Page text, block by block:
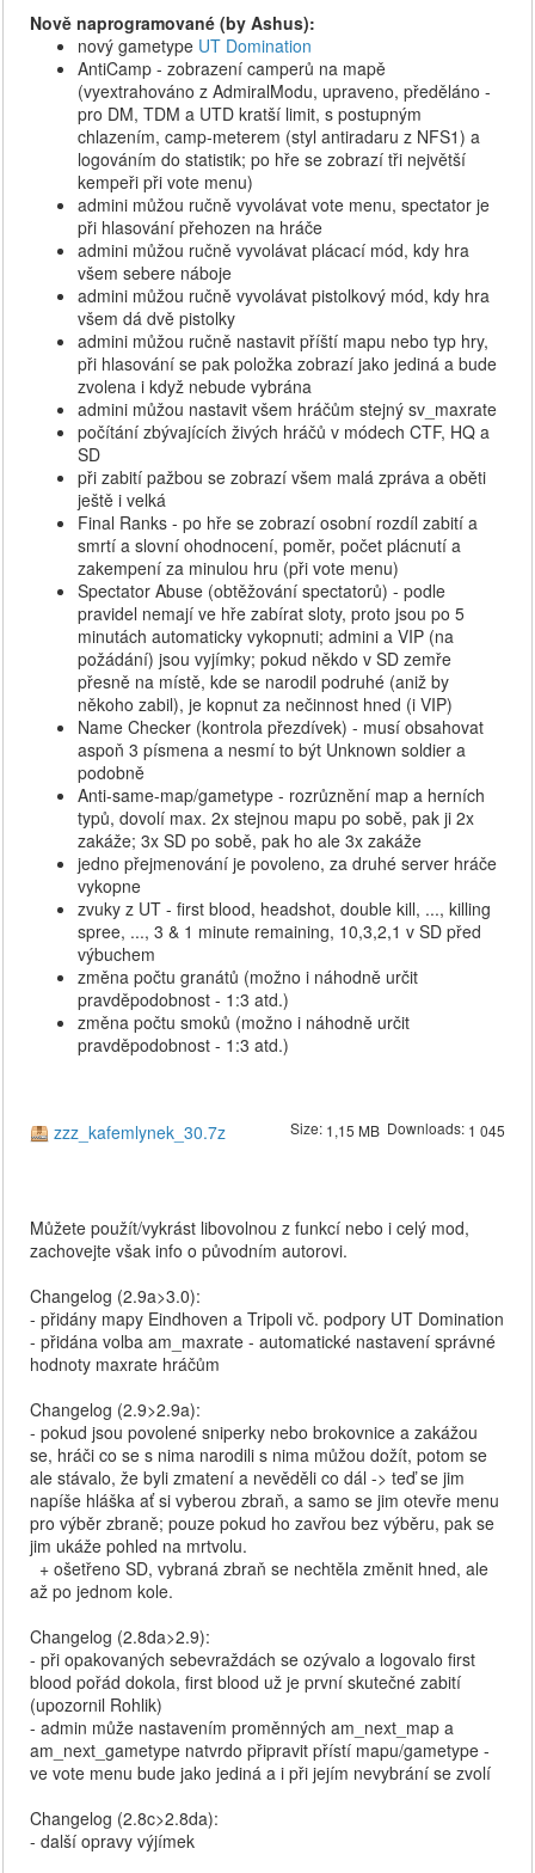
Nově naprogramované (by Ashus):
nový gametype UT Domination
AntiCamp - zobrazení camperů na mapě
(vyextrahováno z AdmiralModu, upraveno, předěláno -
pro DM, TDM a UTD kratší limit, s postupným
chlazením, camp-meterem (styl antiradaru z NFS1) a
logováním do statistik; po hře se zobrazí tři největší
kempeři při vote menu)
admini můžou ručně vyvolávat vote menu, spectator je
při hlasování přehozen na hráče
admini můžou ručně vyvolávat plácací mód, kdy hra
všem sebere náboje
admini můžou ručně vyvolávat pistolkový mód, kdy hra
všem dá dvě pistolky
admini můžou ručně nastavit příští mapu nebo typ hry,
při hlasování se pak položka zobrazí jako jediná a bude
zvolena i když nebude vybrána
admini můžou nastavit všem hráčům stejný sv_maxrate
počítání zbývajících živých hráčů v módech CTF, HQ a
SD
při zabití pažbou se zobrazí všem malá zpráva a oběti
ještě i velká
Final Ranks - po hře se zobrazí osobní rozdíl zabití a
smrtí a slovní ohodnocení, poměr, počet plácnutí a
zakempení za minulou hru (při vote menu)
Spectator Abuse (obtěžování spectatorů) - podle
pravidel nemají ve hře zabírat sloty, proto jsou po 5
minutách automaticky vykopnuti; admini a VIP (na
požádání) jsou vyjímky; pokud někdo v SD zemře
přesně na místě, kde se narodil podruhé (aniž by
někoho zabil), je kopnut za nečinnost hned (i VIP)
Name Checker (kontrola přezdívek) - musí obsahovat
aspoň 3 písmena a nesmí to být Unknown soldier a
podobně
Anti-same-map/gametype - rozrůznění map a herních
typů, dovolí max. 2x stejnou mapu po sobě, pak ji 2x
zakáže; 3x SD po sobě, pak ho ale 3x zakáže
jedno přejmenování je povoleno, za druhé server hráče
vykopne
zvuky z UT - first blood, headshot, double kill, ..., killing
spree, ..., 3 & 1 minute remaining, 10,3,2,1 v SD před
výbuchem
změna počtu granátů (možno i náhodně určit
pravděpodobnost - 1:3 atd.)
změna počtu smoků (možno i náhodně určit
pravděpodobnost - 1:3 atd.)
zzz_kafemlynek_30.7z Size: 1,15 MBDownloads: 1 045
Můžete použít/vykrást libovolnou z funkcí nebo i celý mod,
zachovejte však info o původním autorovi.
Changelog (2.9a>3.0):
- přidány mapy Eindhoven a Tripoli vč. podpory UT Domination
- přidána volba am_maxrate - automatické nastavení správné
hodnoty maxrate hráčům
Changelog (2.9>2.9a):
- pokud jsou povolené sniperky nebo brokovnice a zakážou
se, hráči co se s nima narodili s nima můžou dožít, potom se
ale stávalo, že byli zmatení a nevěděli co dál -> teď se jim
napíše hláška ať si vyberou zbraň, a samo se jim otevře menu
pro výběr zbraně; pouze pokud ho zavřou bez výběru, pak se
jim ukáže pohled na mrtvolu.
+ ošetřeno SD, vybraná zbraň se nechtěla změnit hned, ale
až po jednom kole.
Changelog (2.8da>2.9):
- při opakovaných sebevraždách se ozývalo a logovalo first
blood pořád dokola, first blood už je první skutečné zabití
(upozornil Rohlik)
- admin může nastavením proměnných am_next_map a
am_next_gametype natvrdo připravit přístí mapu/gametype -
ve vote menu bude jako jediná a i při jejím nevybrání se zvolí
Changelog (2.8c>2.8da):
- další opravy výjímek